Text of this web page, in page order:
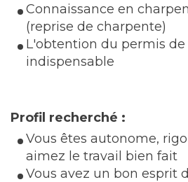
Connaissance en
(reprise de charpente)
L'obtention du permis
indispensable
Profil recherché :
Vous êtes autonome,
aimez le travail bien fait
Vous avez un bon esprit